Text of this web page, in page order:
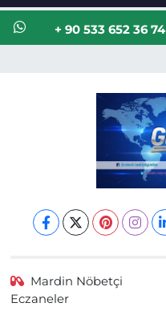
+ 90 533 652 36 74
Mardin Nöbetçi
Eczaneler